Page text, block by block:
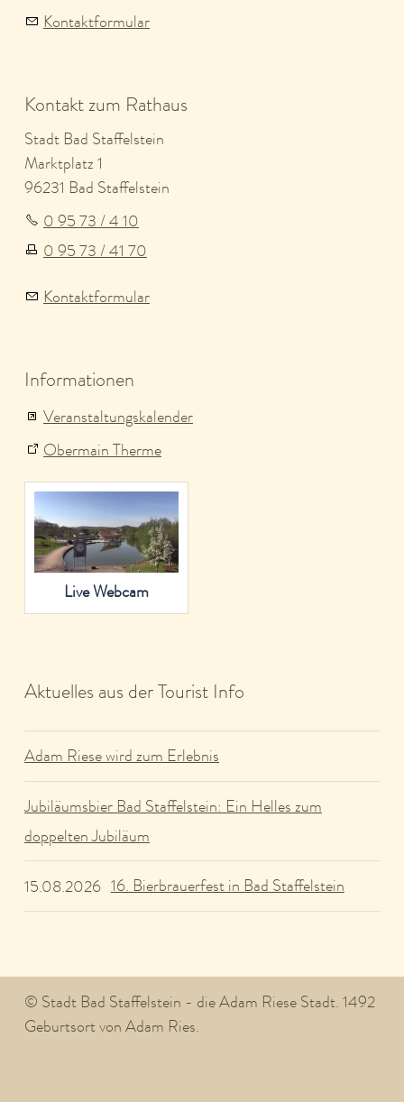
Kontaktformular
Kontakt zum Rathaus
Stadt Bad Staffelstein
Marktplatz 1
96231 Bad Staffelstein
0 95 73 / 4 10
0 95 73 / 41 70
Kontaktformular
Informationen
Veranstaltungskalender
Obermain Therme
Live Webcam
Aktuelles aus der Tourist Info
Adam Riese wird zum Erlebnis
Jubiläumsbier Bad Staffelstein: Ein Helles zum
doppelten Jubiläum
15.08.2026 16. Bierbrauerfest in Bad Staffelstein
© Stadt Bad Staffelstein - die Adam Riese Stadt. 1492
Geburtsort von Adam Ries.